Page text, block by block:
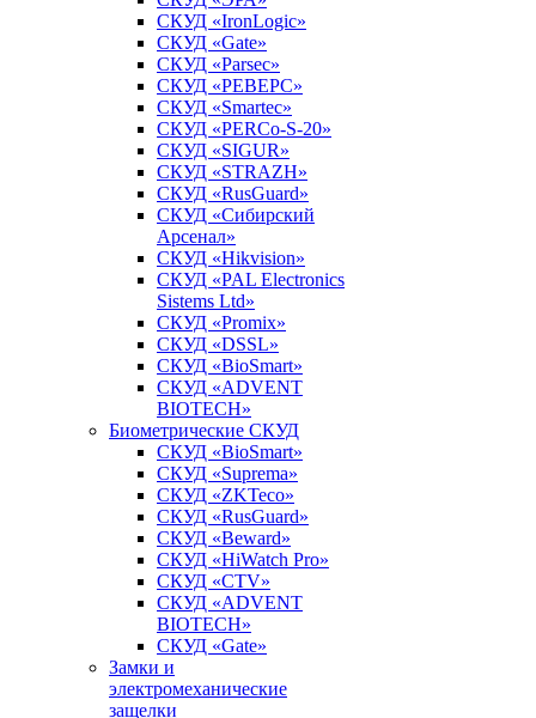
СКУД «IronLogic»
СКУД «Gate»
СКУД «Parsec»
СКУД «РЕВЕРС»
СКУД «Smartec»
СКУД «PERCo-S-20»
СКУД «SIGUR»
СКУД «STRAZH»
СКУД «RusGuard»
СКУД «Сибирский
Арсенал»
СКУД «Hikvision»
СКУД «PAL Electronics
Sistems Ltd»
СКУД «Promix»
СКУД «DSSL»
СКУД «BioSmart»
СКУД «ADVENT
BIOTECH»
Биометрические СКУД
СКУД «BioSmart»
СКУД «Suprema»
СКУД «ZKTeco»
СКУД «RusGuard»
СКУД «Beward»
СКУД «HiWatch Pro»
СКУД «CTV»
СКУД «ADVENT
BIOTECH»
СКУД «Gate»
Замки и
электромеханические
защелки